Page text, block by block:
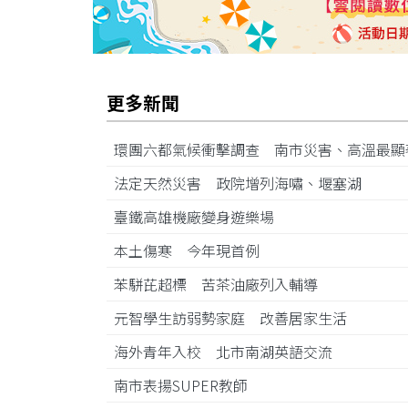
更多新聞
環團六都氣候衝擊調查 南市災害、高溫最
法定天然災害 政院增列海嘯、堰塞湖
臺鐵高雄機廠變身遊樂場
本土傷寒 今年現首例
苯駢芘超標 苦茶油廠列入輔導
元智學生訪弱勢家庭 改善居家生活
海外青年入校 北市南湖英語交流
南市表揚SUPER教師